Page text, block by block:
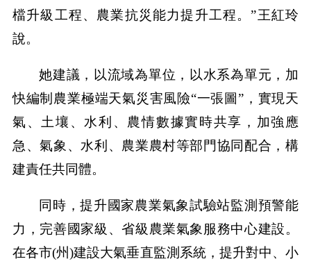
檔升級工程、農業抗災能力提升工程。”王紅玲
說。
她建議，以流域為單位，以水系為單元，加
快編制農業極端天氣災害風險“一張圖”，實現天
氣、土壤、水利、農情數據實時共享，加強應
急、氣象、水利、農業農村等部門協同配合，構
建責任共同體。
同時，提升國家農業氣象試驗站監測預警能
力，完善國家級、省級農業氣象服務中心建設。
在各市(州)建設大氣垂直監測系統，提升對中、小